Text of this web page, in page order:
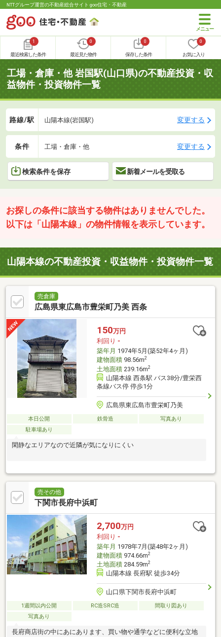
NTTグループ運営の不動産総合サイト goo住宅・不動産
1
最近検索した条件
0
最近見た物件
0
保存した条件
0
お気に入り
工場・倉庫・他 岩国駅(山口県)の不動産投資・収
益物件・投資物件一覧
路線/駅 山陽本線(岩国駅) 変更する
条件 工場・倉庫・他 変更する
検索条件を保存 新着メールを受取る
お探しの条件に該当する物件はありませんでした。
以下は「山陽本線」の物件情報を表示しています。
山陽本線の不動産投資・収益物件・投資物件一覧
売倉庫
広島県東広島市豊栄町乃美 西条
150万円
利回り -
築年月 1974年5月(築52年4ヶ月)
建物面積98.56m2
土地面積239.16m2
山陽本線 西条駅 バス38分/豊栄西
条線バス停 停歩1分
広島県東広島市豊栄町乃美
本日公開 鉄骨造
写真あり
駐車場あり
閑静なエリアなので近隣が気になりにくい
売その他
下関市長府中浜町
2,700万円
利回り -
築年月 1978年7月(築48年2ヶ月)
建物面積974.66m2
土地面積284.59m2
山陽本線 長府駅 徒歩34分
山口県下関市長府中浜町
1週間以内公開 RC造SRC造
間取り図あり
写真あり
長府商店街の中にあにあります、買い物や通学などに便利な立地